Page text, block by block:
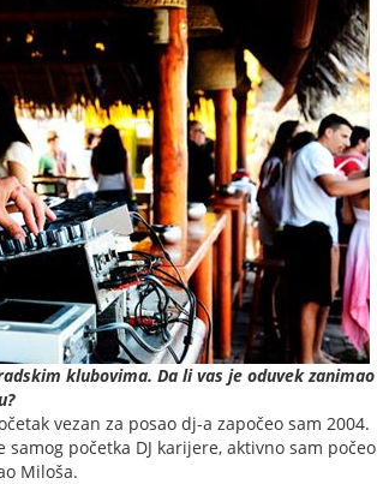
klubovima. Da li vas je oduvek zanimao
vezan za posao dj-a započeo sam 2004.
početka DJ karijere, aktivno sam počeo
Miloša.